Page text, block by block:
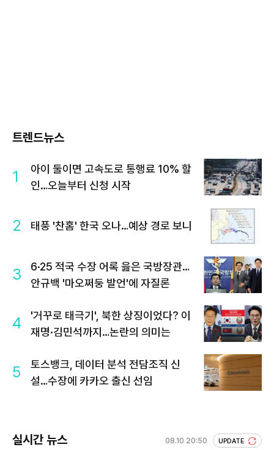
트렌드뉴스
1
아이 둘이면 고속도로 통행료 10% 할
인…오늘부터 신청 시작
2 태풍 '찬홈' 한국 오나…예상 경로 보니
3
6·25 적국 수장 어록 읊은 국방장관…
안규백 '마오쩌둥 발언'에 자질론
4
'거꾸로 태극기', 북한 상징이었다? 이
재명·김민석까지…논란의 의미는
5
토스뱅크, 데이터 분석 전담조직 신
설…수장에 카카오 출신 선임
실시간 뉴스 08.10 20:50 UPDATE